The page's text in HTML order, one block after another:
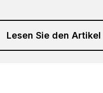
Lesen Sie den Artikel